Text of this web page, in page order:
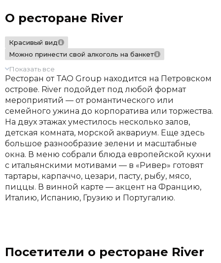
О ресторане River
Красивый вид
Можно принести свой алкоголь на банкет
Показать все
Ресторан от TAO Group находится на Петровском
острове. River подойдет под любой формат
мероприятий — от романтического или
семейного ужина до корпоратива или торжества.
На двух этажах уместилось несколько залов,
детская комната, морской аквариум. Еще здесь
большое разнообразие зелени и масштабные
окна. В меню собрали блюда европейской кухни
с итальянскими мотивами — в «Ривер» готовят
тартары, карпаччо, цезари, пасту, рыбу, мясо,
пиццы. В винной карте — акцент на Францию,
Италию, Испанию, Грузию и Португалию.
Посетители о ресторане River